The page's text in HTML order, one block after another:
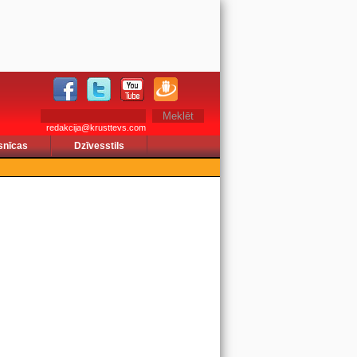
redakcija@krusttevs.com
Dzīvesstils